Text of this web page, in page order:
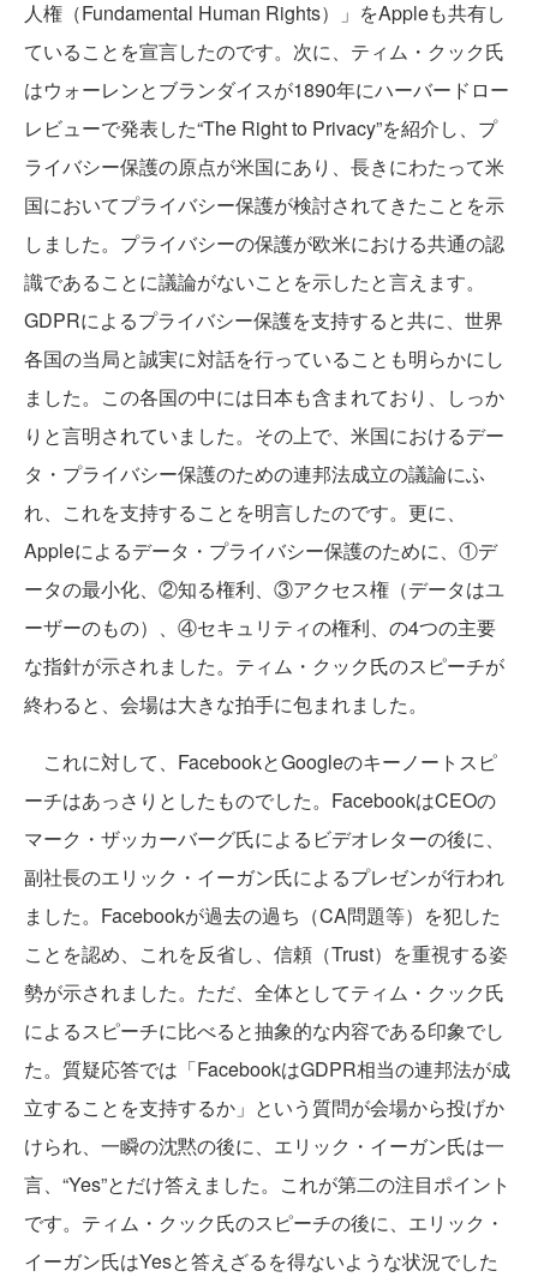
人権（Fundamental Human Rights）」をAppleも共有し
ていることを宣言したのです。次に、ティム・クック氏
はウォーレンとブランダイスが1890年にハーバードロー
レビューで発表した“The Right to Privacy”を紹介し、プ
ライバシー保護の原点が米国にあり、長きにわたって米
国においてプライバシー保護が検討されてきたことを示
しました。プライバシーの保護が欧米における共通の認
識であることに議論がないことを示したと言えます。
GDPRによるプライバシー保護を支持すると共に、世界
各国の当局と誠実に対話を行っていることも明らかにし
ました。この各国の中には日本も含まれており、しっか
りと言明されていました。その上で、米国におけるデー
タ・プライバシー保護のための連邦法成立の議論にふ
れ、これを支持することを明言したのです。更に、
Appleによるデータ・プライバシー保護のために、①デ
ータの最小化、②知る権利、③アクセス権（データはユ
ーザーのもの）、④セキュリティの権利、の4つの主要
な指針が示されました。ティム・クック氏のスピーチが
終わると、会場は大きな拍手に包まれました。
これに対して、FacebookとGoogleのキーノートスピ
ーチはあっさりとしたものでした。FacebookはCEOの
マーク・ザッカーバーグ氏によるビデオレターの後に、
副社長のエリック・イーガン氏によるプレゼンが行われ
ました。Facebookが過去の過ち（CA問題等）を犯した
ことを認め、これを反省し、信頼（Trust）を重視する姿
勢が示されました。ただ、全体としてティム・クック氏
によるスピーチに比べると抽象的な内容である印象でし
た。質疑応答では「FacebookはGDPR相当の連邦法が成
立することを支持するか」という質問が会場から投げか
けられ、一瞬の沈黙の後に、エリック・イーガン氏は一
言、“Yes”とだけ答えました。これが第二の注目ポイント
です。ティム・クック氏のスピーチの後に、エリック・
イーガン氏はYesと答えざるを得ないような状況でした